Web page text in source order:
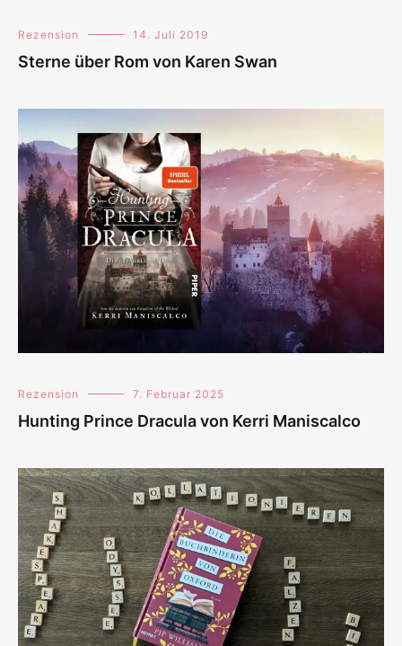
Rezension 14. Juli 2019
Sterne über Rom von Karen Swan
Rezension 7. Februar 2025
Hunting Prince Dracula von Kerri Maniscalco